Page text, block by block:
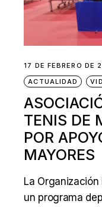
17 DE FEBRERO DE
ACTUALIDAD
TENIS DE
POR
MAYORES
La
un programa